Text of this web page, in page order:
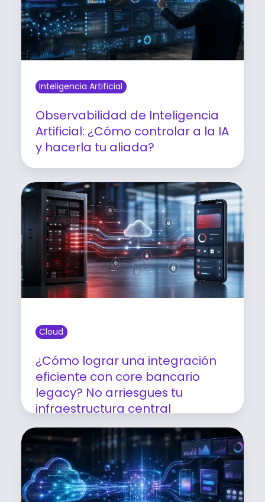
Inteligencia Artificial
Observabilidad de Inteligencia
Artificial: ¿Cómo controlar a la IA
y hacerla tu aliada?
Leer artículo
Cloud
¿Cómo lograr una integración
eficiente con core bancario
legacy? No arriesgues tu
infraestructura central
Leer artículo